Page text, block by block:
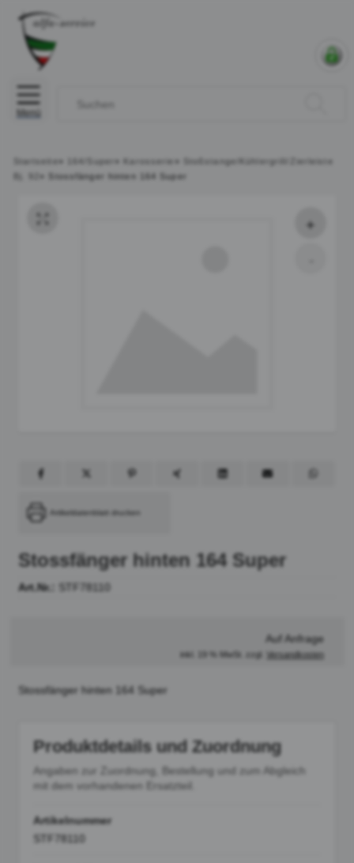
Menü
Startseite » 164/Super » Karosserie »
Stoßstange/Kühlergrill/Zierleiste
» Stossfänger hinten 164 Super
Artikeldatenblatt drucken
Stossfänger hinten 164 Super
Art.Nr.: STF78110
Auf Anfrage
inkl. 19 % MwSt. zzgl. Versandkosten
Stossfänger hinten 164 Super
Produktdetails und Zuordnung
Angaben zur Zuordnung, Bestellung und zum Abgleich
mit dem vorhandenen Ersatzteil.
Artikelnummer
STF78110